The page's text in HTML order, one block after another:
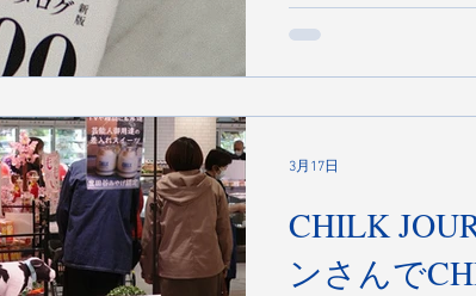
だきました。 CHILK
層仕立ての瓶詰めチ
チーズと濃厚な生ク
めます。 手みやげや
ご購入いただけます
朝日新聞出版
https://
CHILK
ンさんで
3月17日